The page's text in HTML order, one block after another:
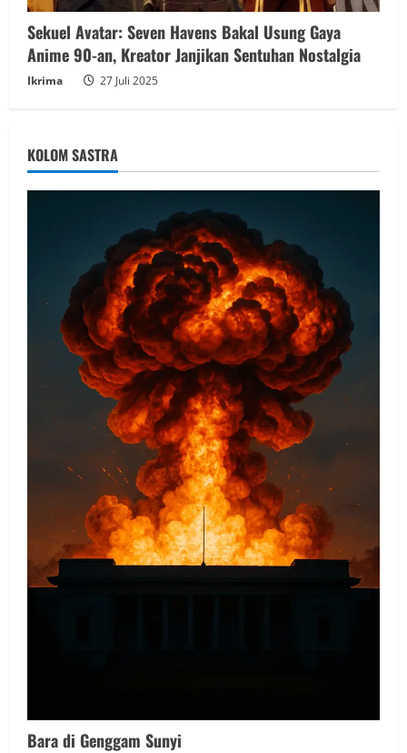
Sekuel Avatar: Seven Havens Bakal Usung Gaya
Anime 90-an, Kreator Janjikan Sentuhan Nostalgia
Ikrima 27 Juli 2025
KOLOM SASTRA
Bara di Genggam Sunyi